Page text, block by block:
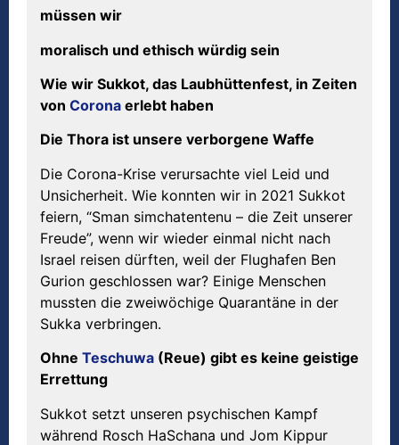
müssen wir
moralisch und ethisch würdig sein
Wie wir Sukkot, das Laubhüttenfest, in Zeiten
von Corona erlebt haben
Die Thora ist unsere verborgene Waffe
Die Corona-Krise verursachte viel Leid und
Unsicherheit. Wie konnten wir in 2021 Sukkot
feiern, “Sman simchatentenu – die Zeit unserer
Freude”, wenn wir wieder einmal nicht nach
Israel reisen dürften, weil der Flughafen Ben
Gurion geschlossen war? Einige Menschen
mussten die zweiwöchige Quarantäne in der
Sukka verbringen.
Ohne Teschuwa (Reue) gibt es keine geistige
Errettung
Sukkot setzt unseren psychischen Kampf
während Rosch HaSchana und Jom Kippur